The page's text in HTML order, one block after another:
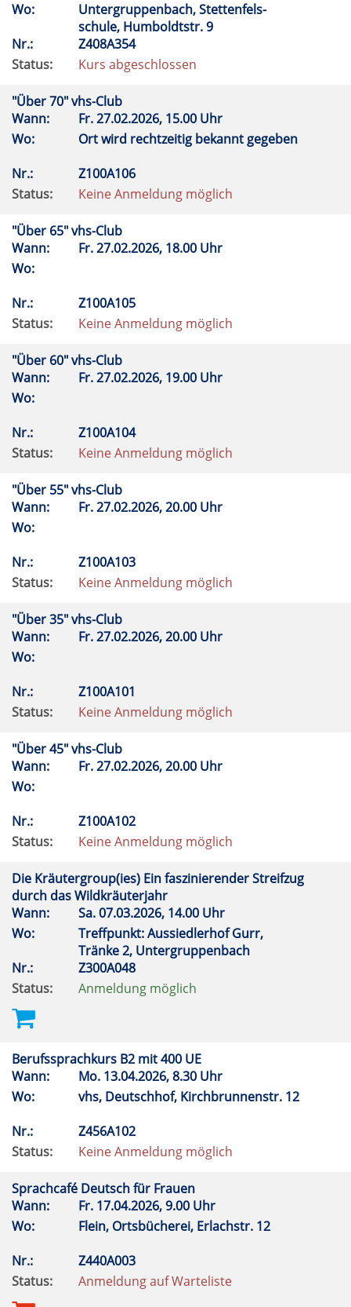
Wo:
Untergruppenbach, Stettenfels-
schule, Humboldtstr. 9
Nr.:
Z408A354
Status:
Kurs abgeschlossen
"Über 70" vhs-Club
Wann:
Fr.27.02.2026, 15.00 Uhr
Wo:
Ort wird rechtzeitig bekannt gegeben
Nr.:
Z100A106
Status:
Keine Anmeldung möglich
"Über 65" vhs-Club
Wann:
Fr.27.02.2026, 18.00 Uhr
Wo:
Nr.:
Z100A105
Status:
Keine Anmeldung möglich
"Über 60" vhs-Club
Wann:
Fr.27.02.2026, 19.00 Uhr
Wo:
Nr.:
Z100A104
Status:
Keine Anmeldung möglich
"Über 55" vhs-Club
Wann:
Fr.27.02.2026, 20.00 Uhr
Wo:
Nr.:
Z100A103
Status:
Keine Anmeldung möglich
"Über 35" vhs-Club
Wann:
Fr.27.02.2026, 20.00 Uhr
Wo:
Nr.:
Z100A101
Status:
Keine Anmeldung möglich
"Über 45" vhs-Club
Wann:
Fr.27.02.2026, 20.00 Uhr
Wo:
Nr.:
Z100A102
Status:
Keine Anmeldung möglich
Die Kräutergroup(ies) Ein faszinierender Streifzug
durch das Wildkräuterjahr
Wann:
Sa.07.03.2026, 14.00 Uhr
Wo:
Treffpunkt: Aussiedlerhof Gurr,
Tränke 2, Untergruppenbach
Nr.:
Z300A048
Status:
Anmeldung möglich
Berufssprachkurs B2 mit 400 UE
Wann:
Mo. 13.04.2026, 8.30 Uhr
Wo:
vhs, Deutschhof, Kirchbrunnenstr. 12
Nr.:
Z456A102
Status:
Keine Anmeldung möglich
Sprachcafé Deutsch für Frauen
Wann:
Fr. 17.04.2026, 9.00 Uhr
Wo:
Flein, Ortsbücherei, Erlachstr. 12
Nr.:
Z440A003
Status:
Anmeldung auf Warteliste